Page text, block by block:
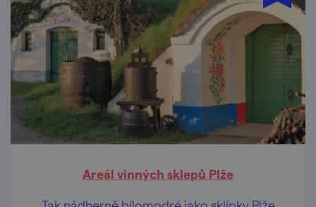
Areál vinných sklepů Plže